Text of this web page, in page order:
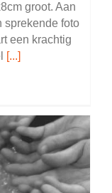
groot. Aan
sprekende foto
een krachtig
[...]